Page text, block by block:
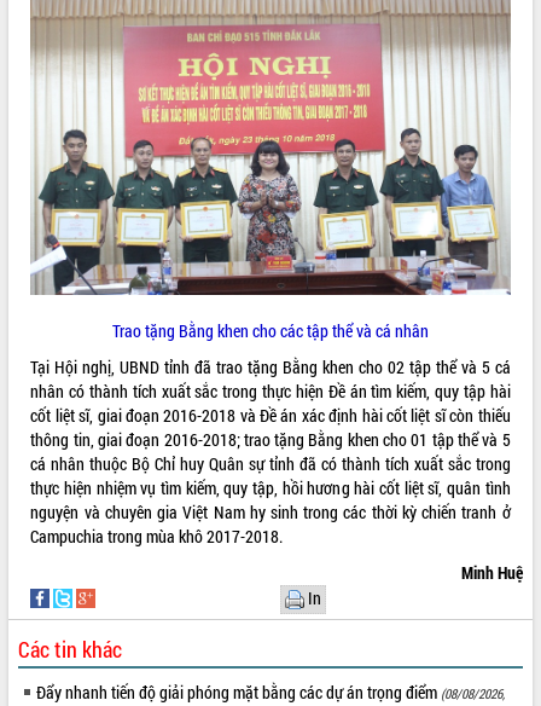
Hội thảo góp ý hồ sơ điều chỉnh quy
hoạch tỉnh Đắk Lắk thời kỳ 2021-2030,
tầm nhìn đến năm 2050
Nâng cao hiệu quả hoạt động của các
doanh nghiệp nhà nước
Hội nghị triển khai kết nối mạng
truyền số liệu chuyên dùng phục vụ cơ
quan Đảng, Nhà nước
Lễ phát động chuỗi hoạt động chung
tay làm sạch môi trường
Xã Ea Kar bước chuyển mình trong
công tác cải cách hành chính mô hình
năm 2026
Hội thảo khoa học “Giải pháp thúc đẩy
phát triển nền kinh tế xanh tại tỉnh
Đắk Lắk”
Tăng cường giám sát, đôn đốc thực
hiện nhiệm vụ quản lý tài sản công
hàng tuần
công tác cải cách thủ tục hành chính
tại Trung tâm Phục vụ hành chính
công tỉnh
Đắk Lắk: Tôn vinh 46 giải pháp tại Hội
thi Sáng tạo Kỹ thuật 2024 - 2025
Trao tặng Bằng khen cho các tập thể và cá nhân
Tại Hội nghị, UBND tỉnh đã trao tặng Bằng khen cho 02 tập thể và 5 cá
nhân có thành tích xuất sắc trong thực hiện Đề án tìm kiếm, quy tập hài
cốt liệt sĩ, giai đoạn 2016-2018 và Đề án xác định hài cốt liệt sĩ còn thiếu
thông tin, giai đoạn 2016-2018; trao tặng Bằng khen cho 01 tập thể và 5
cá nhân thuộc Bộ Chỉ huy Quân sự tỉnh đã có thành tích xuất sắc trong
thực hiện nhiệm vụ tìm kiếm, quy tập, hồi hương hài cốt liệt sĩ, quân tình
nguyện và chuyên gia Việt Nam hy sinh trong các thời kỳ chiến tranh ở
Campuchia trong mùa khô 2017-2018.
Minh Huệ
In
Các tin khác
Đẩy nhanh tiến độ giải phóng mặt bằng các dự án trọng điểm (08/08/2026,